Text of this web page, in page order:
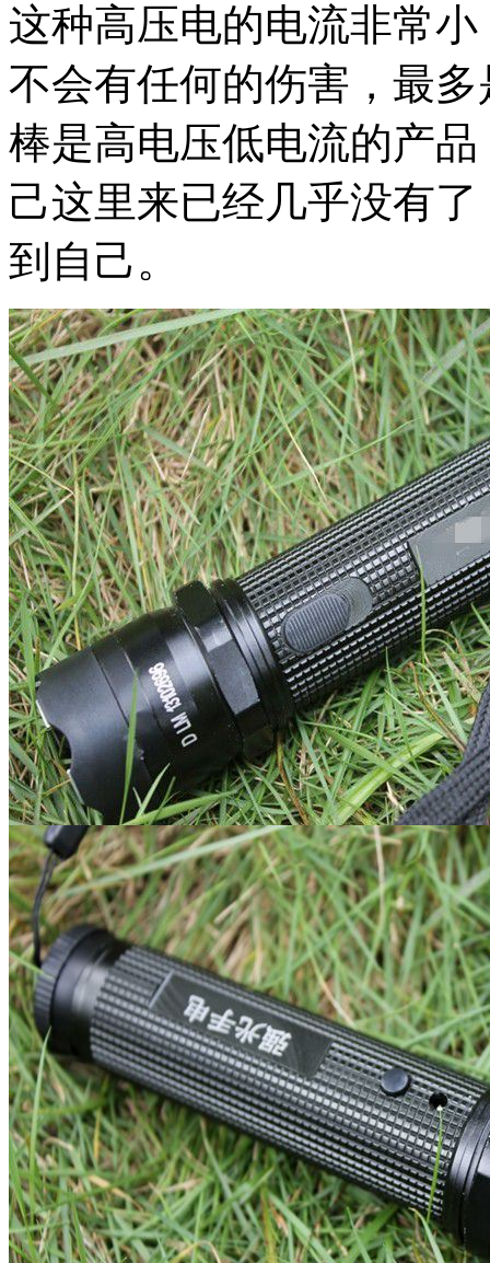
这种高压电的电流非常
不会有任何的伤害，最
棒是高电压低电流的产
己这里来已经几乎没有
到自己。